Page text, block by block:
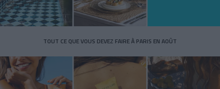
TOUT CE QUE VOUS DEVEZ FAIRE À PARIS EN AOÛT